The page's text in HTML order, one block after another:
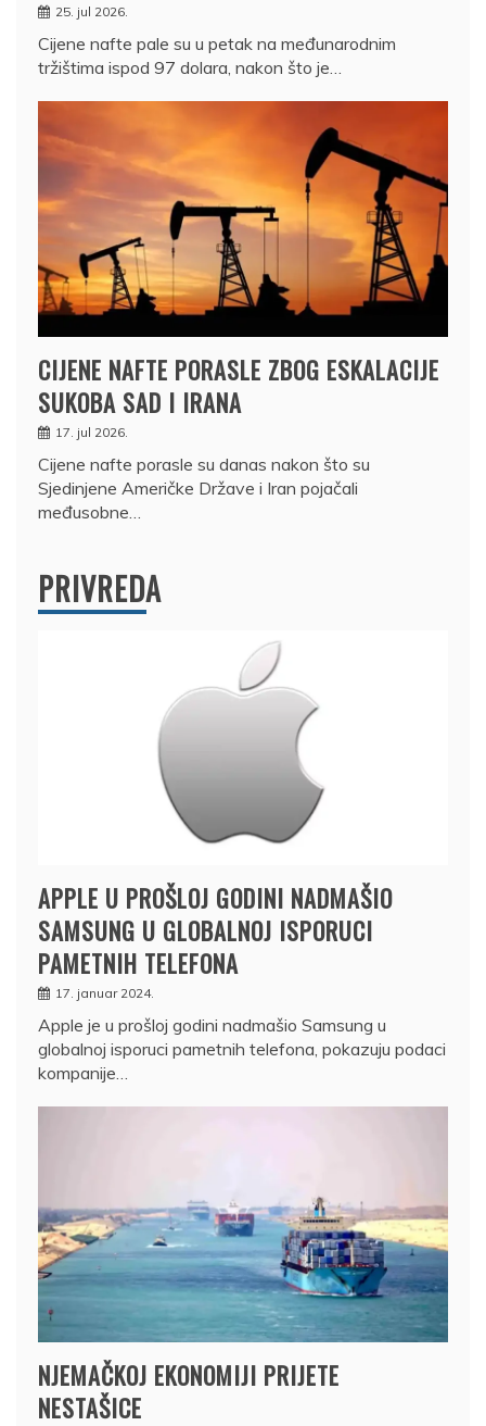
25. jul 2026.
Cijene nafte pale su u petak na međunarodnim
tržištima ispod 97 dolara, nakon što je…
CIJENE NAFTE PORASLE ZBOG ESKALACIJE
SUKOBA SAD I IRANA
17. jul 2026.
Cijene nafte porasle su danas nakon što su
Sjedinjene Američke Države i Iran pojačali
međusobne…
PRIVREDA
APPLE U PROŠLOJ GODINI NADMAŠIO
SAMSUNG U GLOBALNOJ ISPORUCI
PAMETNIH TELEFONA
17. januar 2024.
Apple je u prošloj godini nadmašio Samsung u
globalnoj isporuci pametnih telefona, pokazuju podaci
kompanije…
NJEMAČKOJ EKONOMIJI PRIJETE
NESTAŠICE